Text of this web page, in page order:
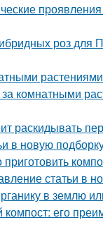
роз для
комнатными
раскидывать
в новую
статьи в
в землю
его